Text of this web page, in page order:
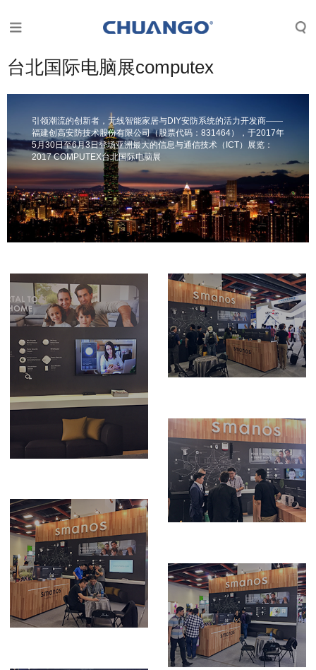
台北国际电脑展computex
引领潮流的创新者，无线智能家居与DIY安防系统的活力开发商——
福建创高安防技术股份有限公司（股票代码：831464），于2017年
5月30日至6月3日登场亚洲最大的信息与通信技术（ICT）展览：
2017 COMPUTEX台北国际电脑展